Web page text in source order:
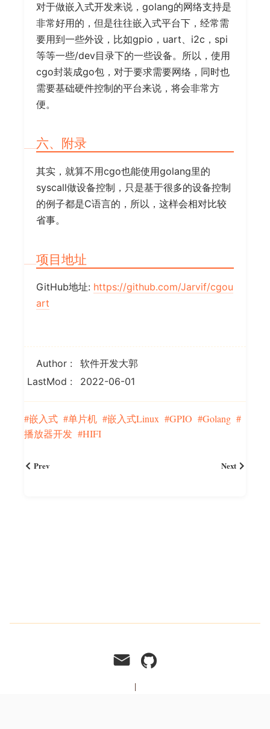
对于做嵌入式开发来说，golang的网络支持是
非常好用的，但是往往嵌入式平台下，经常需
要用到一些外设，比如gpio，uart、i2c，spi
等等一些/dev目录下的一些设备。所以，使用
cgo封装成go包，对于要求需要网络，同时也
需要基础硬件控制的平台来说，将会非常方
便。
六、附录
其实，就算不用cgo也能使用golang里的
syscall做设备控制，只是基于很多的设备控制
的例子都是C语言的，所以，这样会相对比较
省事。
项目地址
GitHub地址: https://github.com/Jarvif/cgou
art
Author
软件开发大郭
LastMod
2022-06-01
嵌入式 单片机 嵌入式Linux GPIO
Golang
播放器开发
HIFI
Prev Next
|